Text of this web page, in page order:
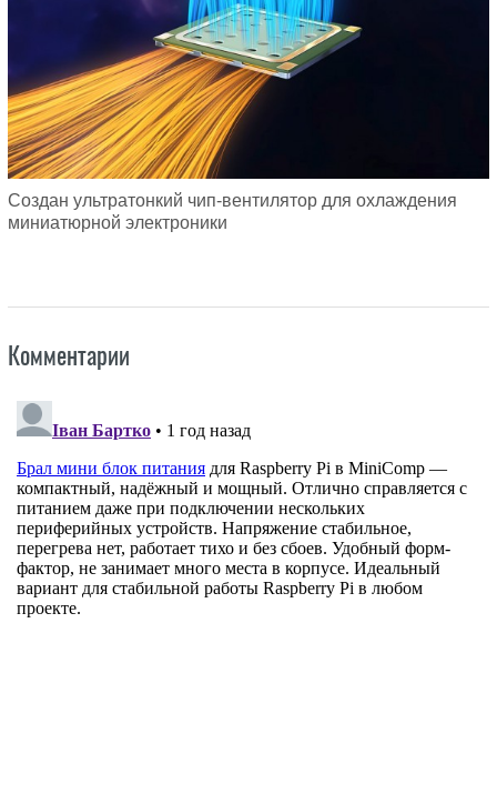
Создан ультратонкий чип-вентилятор для охлаждения
миниатюрной электроники
Комментарии